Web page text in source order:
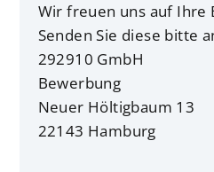
Wir freuen uns auf Ihre
Senden Sie diese bitte
292910 GmbH
Bewerbung
Neuer Höltigbaum 13
22143 Hamburg